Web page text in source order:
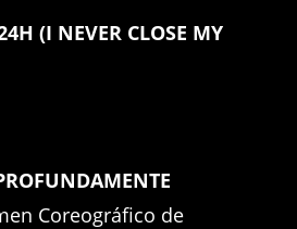
(I NEVER CLOSE MY
Coreográfico de